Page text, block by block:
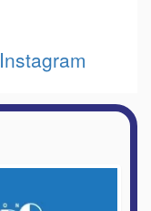
Instagram